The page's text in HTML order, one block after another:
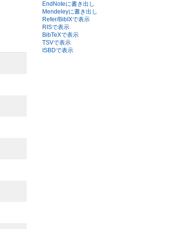
EndNoteに書き出し
Mendeleyに書き出し
Refer/BibIXで表示
RISで表示
BibTeXで表示
TSVで表示
ISBDで表示